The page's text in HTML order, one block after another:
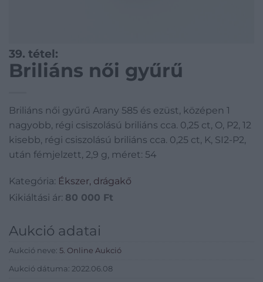
39. tétel:
Briliáns női gyűrű
Briliáns női gyűrű Arany 585 és ezüst, középen 1
nagyobb, régi csiszolású briliáns cca. 0,25 ct, O, P2, 12
kisebb, régi csiszolású briliáns cca. 0,25 ct, K, SI2-P2,
után fémjelzett, 2,9 g, méret: 54
Kategória: Ékszer, drágakő
Kikiáltási ár: 80 000 Ft
Aukció adatai
Aukció neve: 5. Online Aukció
Aukció dátuma: 2022.06.08